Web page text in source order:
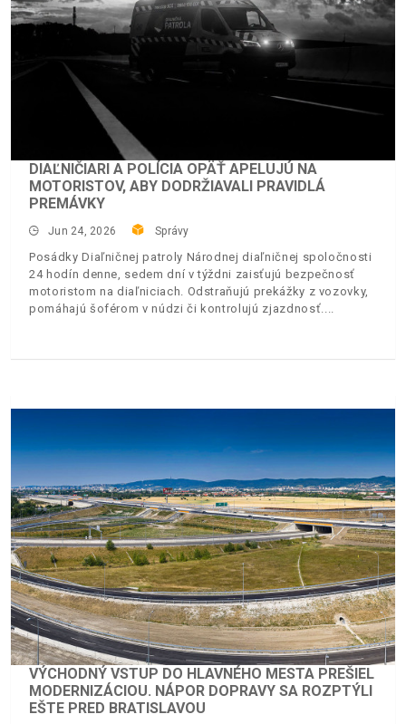
DIAĽNIČIARI A POLÍCIA OPÄŤ APELUJÚ NA
MOTORISTOV, ABY DODRŽIAVALI PRAVIDLÁ
PREMÁVKY
Jun 24, 2026 Správy
Posádky Diaľničnej patroly Národnej diaľničnej spoločnosti
24 hodín denne, sedem dní v týždni zaisťujú bezpečnosť
motoristom na diaľniciach. Odstraňujú prekážky z vozovky,
pomáhajú šoférom v núdzi či kontrolujú zjazdnosť.
VÝCHODNÝ VSTUP DO HLAVNÉHO MESTA PREŠIEL
MODERNIZÁCIOU. NÁPOR DOPRAVY SA ROZPTÝLI
EŠTE PRED BRATISLAVOU